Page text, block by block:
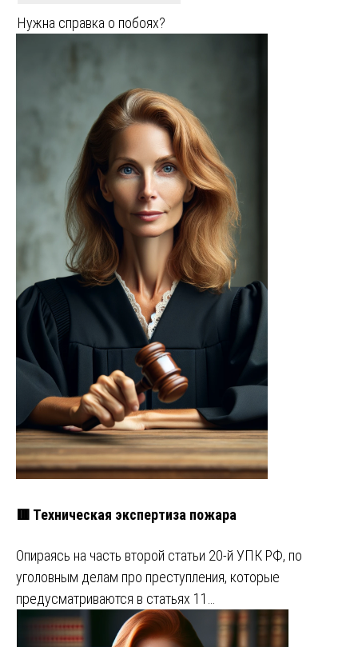
Нужна справка о побоях?
🟥 Техническая экспертиза пожара
Опираясь на часть второй статьи 20-й УПК РФ, по
уголовным делам про преступления, которые
предусматриваются в статьях 11…